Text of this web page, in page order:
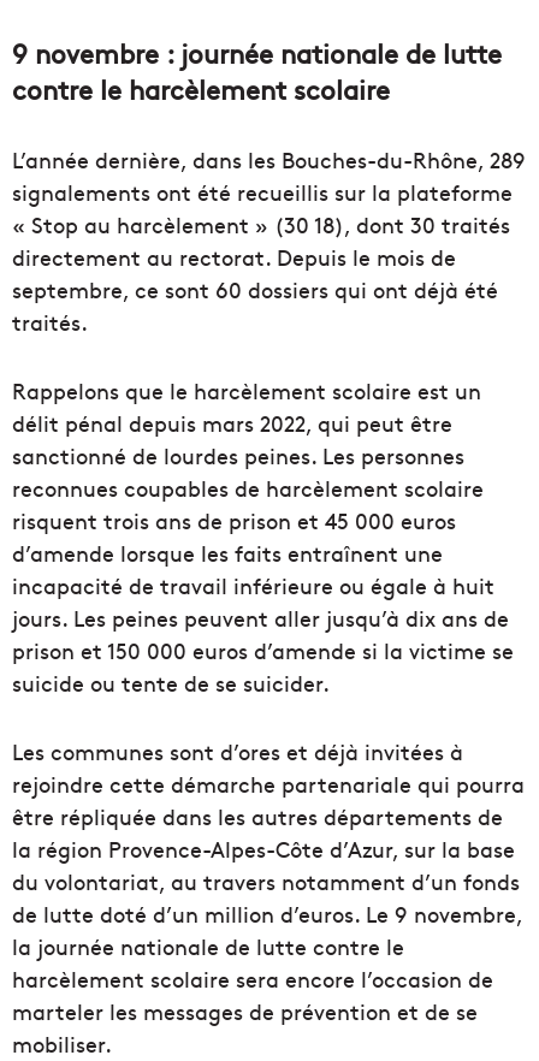
9 novembre : journée nationale de lutte
contre le harcèlement scolaire
L’année dernière, dans les Bouches-du-Rhône, 289
signalements ont été recueillis sur la plateforme
« Stop au harcèlement » (30 18), dont 30 traités
directement au rectorat. Depuis le mois de
septembre, ce sont 60 dossiers qui ont déjà été
traités.
Rappelons que le harcèlement scolaire est un
délit pénal depuis mars 2022, qui peut être
sanctionné de lourdes peines. Les personnes
reconnues coupables de harcèlement scolaire
risquent trois ans de prison et 45 000 euros
d’amende lorsque les faits entraînent une
incapacité de travail inférieure ou égale à huit
jours. Les peines peuvent aller jusqu’à dix ans de
prison et 150 000 euros d’amende si la victime se
suicide ou tente de se suicider.
Les communes sont d’ores et déjà invitées à
rejoindre cette démarche partenariale qui pourra
être répliquée dans les autres départements de
la région Provence-Alpes-Côte d’Azur, sur la base
du volontariat, au travers notamment d’un fonds
de lutte doté d’un million d’euros. Le 9 novembre,
la journée nationale de lutte contre le
harcèlement scolaire sera encore l’occasion de
marteler les messages de prévention et de se
mobiliser.